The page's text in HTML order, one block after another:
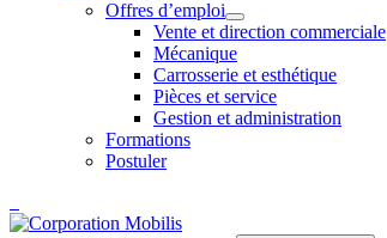
Offres d’emploi
Vente et direction commerciale
Mécanique
Carrosserie et esthétique
Pièces et service
Gestion et administration
Formations
Postuler